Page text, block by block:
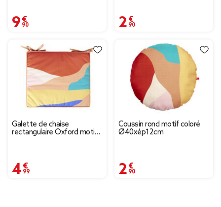
9,90 € 2,90 €
Galette de chaise
rectangulaire Oxford motif
4,99 €
Coussin rond motif coloré
Ø40xép12cm
2,90 €